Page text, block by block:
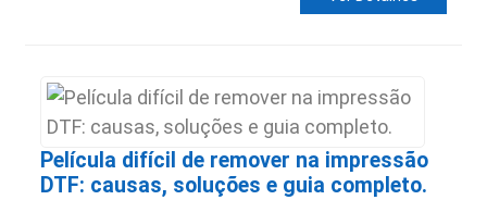
Película difícil de remover na impressão
DTF: causas, soluções e guia completo.